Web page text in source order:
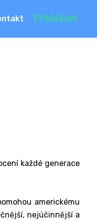
Přihlášení
každé generace
americkému
nejúčinnější a